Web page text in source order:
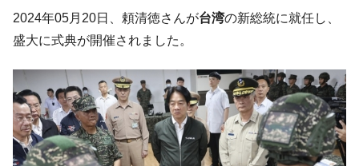
韓国K9専用砲弾･装薬自動供給装甲車両･珍
兵器「K10」が改良に乗り出す。
体だけで410億ドル、輸出全体の41％もある
『Money1』
韓国･李在明「青年層の雇用状況が悪い。せ
や、若者に起業させよう」⇒ どんな雇用対策だソレ。
『Money1』
【韓国の外貨準備】2026年07月は4,279億ド
ル。外平債の発行「19.4億ドル」
2024年05月20日、頼清徳さんが台湾の新総統に就任し、
盛大に式典が開催されました。